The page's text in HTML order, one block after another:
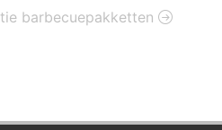
barbecuepakketten